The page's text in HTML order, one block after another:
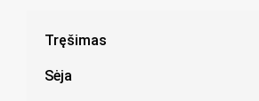
Tręšimas
Sėja